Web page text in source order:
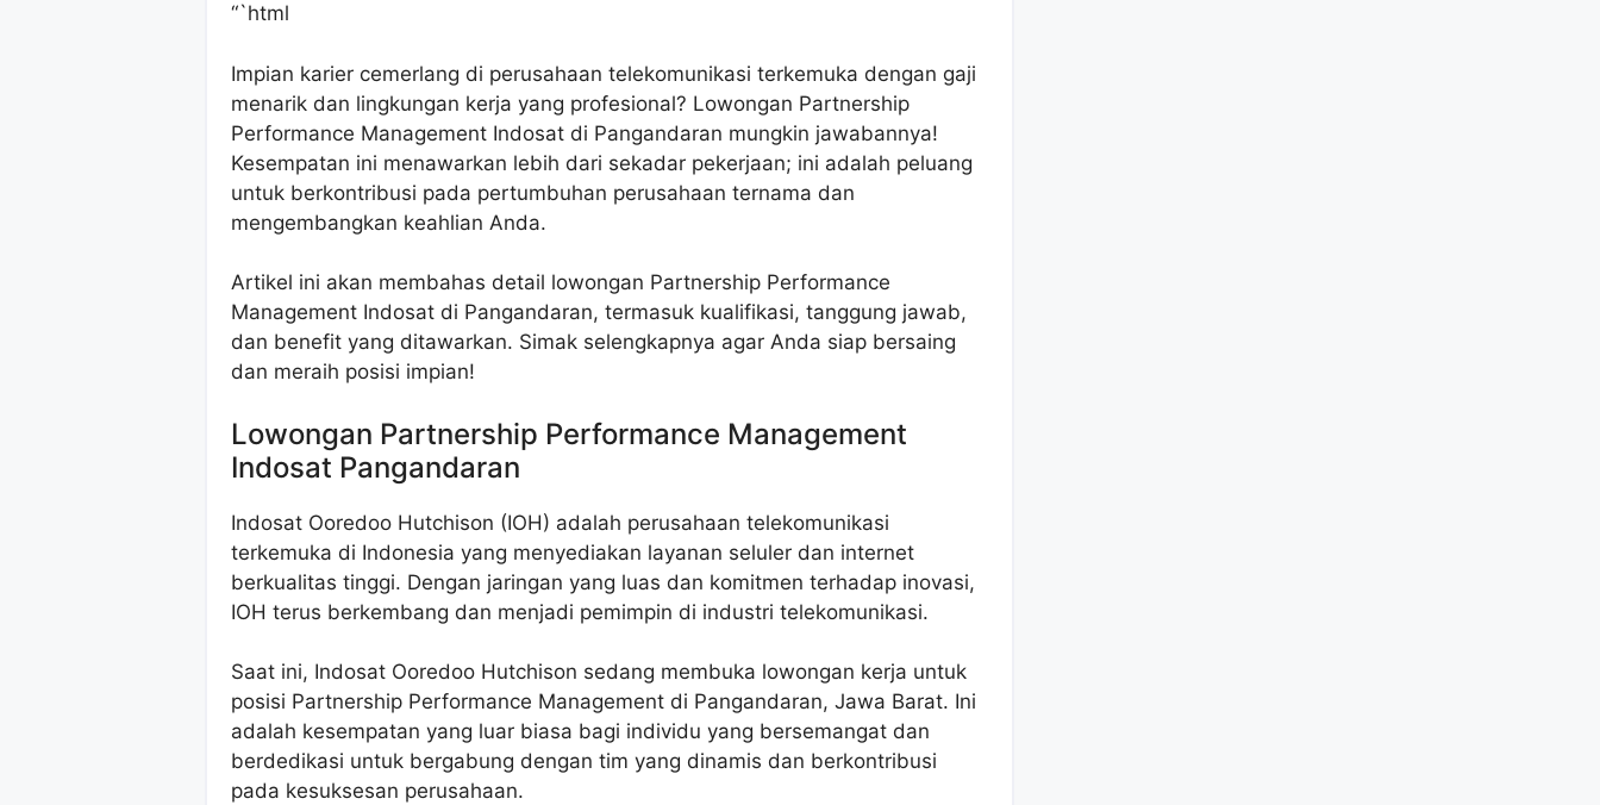
“`html
Impian karier cemerlang di perusahaan telekomunikasi terkemuka dengan gaji
menarik dan lingkungan kerja yang profesional? Lowongan Partnership
Performance Management Indosat di Pangandaran mungkin jawabannya!
Kesempatan ini menawarkan lebih dari sekadar pekerjaan; ini adalah peluang
untuk berkontribusi pada pertumbuhan perusahaan ternama dan
mengembangkan keahlian Anda.
Artikel ini akan membahas detail lowongan Partnership Performance
Management Indosat di Pangandaran, termasuk kualifikasi, tanggung jawab,
dan benefit yang ditawarkan. Simak selengkapnya agar Anda siap bersaing
dan meraih posisi impian!
Lowongan Partnership Performance Management
Indosat Pangandaran
Indosat Ooredoo Hutchison (IOH) adalah perusahaan telekomunikasi
terkemuka di Indonesia yang menyediakan layanan seluler dan internet
berkualitas tinggi. Dengan jaringan yang luas dan komitmen terhadap inovasi,
IOH terus berkembang dan menjadi pemimpin di industri telekomunikasi.
Saat ini, Indosat Ooredoo Hutchison sedang membuka lowongan kerja untuk
posisi Partnership Performance Management di Pangandaran, Jawa Barat. Ini
adalah kesempatan yang luar biasa bagi individu yang bersemangat dan
berdedikasi untuk bergabung dengan tim yang dinamis dan berkontribusi
pada kesuksesan perusahaan.